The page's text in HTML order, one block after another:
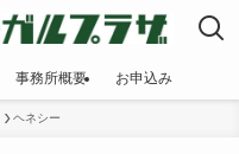
事務所概要 お申込み
ヘネシー